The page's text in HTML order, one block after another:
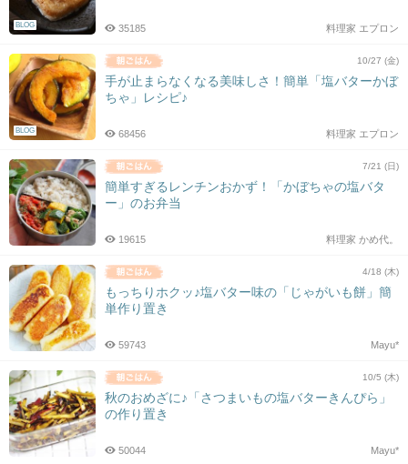
BLOG 料理家 エプロン
35185
BLOG
10/27 (金)
手が止まらなくなる美味しさ！簡単「塩バターかぼ
ちゃ」レシピ♪
料理家 エプロン
68456
7/21 (日)
簡単すぎるレンチンおかず！「かぼちゃの塩バタ
ー」のお弁当
料理家 かめ代。
19615
4/18 (木)
もっちりホクッ♪塩バター味の「じゃがいも餅」簡
単作り置き
Mayu*
59743
10/5 (木)
秋のおめざに♪「さつまいもの塩バターきんぴら」
の作り置き
Mayu*
50044